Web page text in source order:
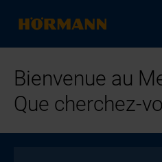
Bienvenue au
Que cherchez-